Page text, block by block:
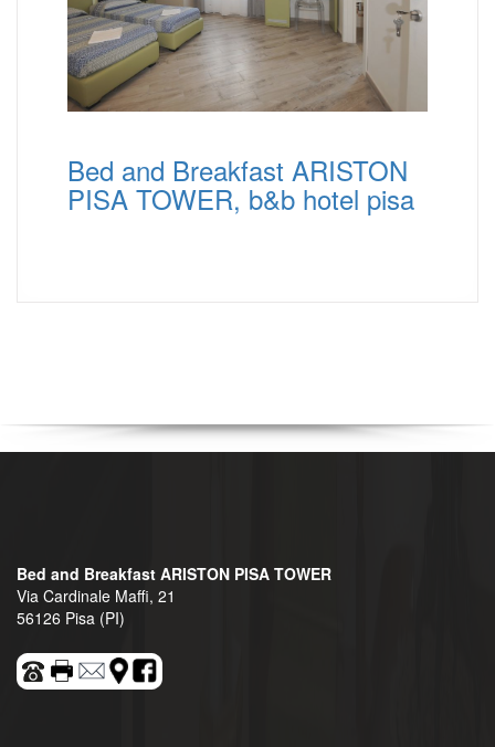
Bed and Breakfast ARISTON
PISA TOWER, b&b hotel pisa
Bed and Breakfast ARISTON PISA TOWER
Via Cardinale Maffi, 21
56126 Pisa (PI)